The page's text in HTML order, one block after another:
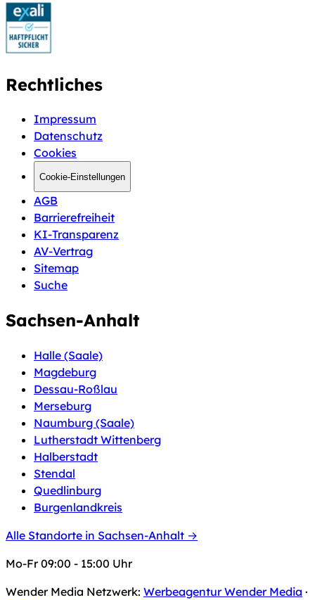
Rechtliches
Impressum
Datenschutz
Cookies
Cookie-Einstellungen
AGB
Barrierefreiheit
KI-Transparenz
AV-Vertrag
Sitemap
Suche
Sachsen-Anhalt
Halle (Saale)
Magdeburg
Dessau-Roßlau
Merseburg
Naumburg (Saale)
Lutherstadt Wittenberg
Halberstadt
Stendal
Quedlinburg
Burgenlandkreis
Alle Standorte in Sachsen-Anhalt →
Mo-Fr 09:00 - 15:00 Uhr
Wender Media Netzwerk: Werbeagentur Wender Media ·